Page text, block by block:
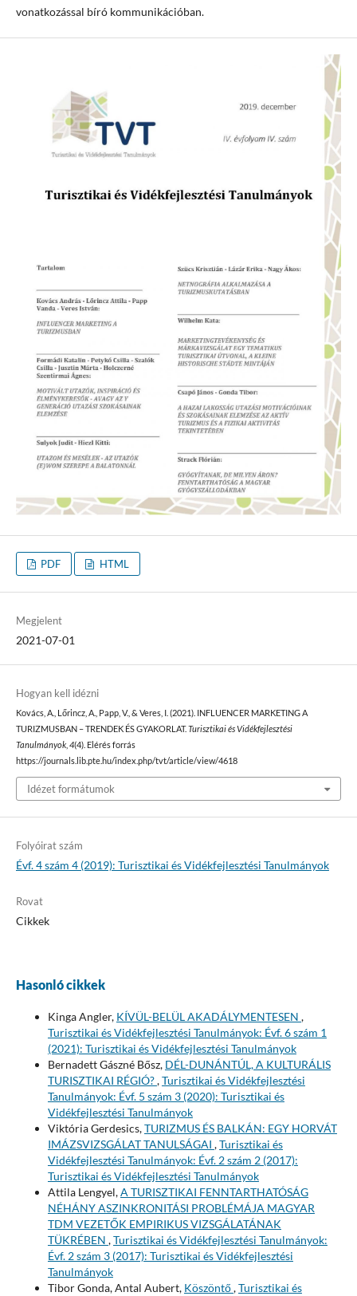
vonatkozással bíró kommunikációban.
PDF HTML
Megjelent
2021-07-01
Hogyan kell idézni
Kovács, A., Lőrincz, A., Papp, V., & Veres, I. (2021). INFLUENCER MARKETING A
TURIZMUSBAN – TRENDEK ÉS GYAKORLAT.Turisztikai és Vidékfejlesztési
Tanulmányok, 4(4). Elérés forrás
https://journals.lib.pte.hu/index.php/tvt/article/view/4618
Idézet formátumok
Folyóirat szám
Évf. 4 szám 4 (2019): Turisztikai és Vidékfejlesztési Tanulmányok
Rovat
Cikkek
Hasonló cikkek
Kinga Angler, KÍVÜL-BELÜL AKADÁLYMENTESEN ,
Turisztikai és Vidékfejlesztési Tanulmányok: Évf. 6 szám 1
(2021): Turisztikai és Vidékfejlesztési Tanulmányok
Bernadett Gászné Bősz, DÉL-DUNÁNTÚL, A KULTURÁLIS
TURISZTIKAI RÉGIÓ?,Turisztikai és Vidékfejlesztési
Tanulmányok: Évf. 5 szám 3 (2020): Turisztikai és
Vidékfejlesztési Tanulmányok
Viktória Gerdesics,TURIZMUS ÉS BALKÁN: EGY HORVÁT
IMÁZSVIZSGÁLAT TANULSÁGAI ,Turisztikai és
Vidékfejlesztési Tanulmányok: Évf. 2 szám 2 (2017):
Turisztikai és Vidékfejlesztési Tanulmányok
Attila Lengyel,A TURISZTIKAI FENNTARTHATÓSÁG
NÉHÁNY ASZINKRONITÁSI PROBLÉMÁJA MAGYAR
TDM VEZETŐK EMPIRIKUS VIZSGÁLATÁNAK
TÜKRÉBEN ,Turisztikai és Vidékfejlesztési Tanulmányok:
Évf. 2 szám 3 (2017): Turisztikai és Vidékfejlesztési
Tanulmányok
Tibor Gonda, Antal Aubert, Köszöntő,Turisztikai és